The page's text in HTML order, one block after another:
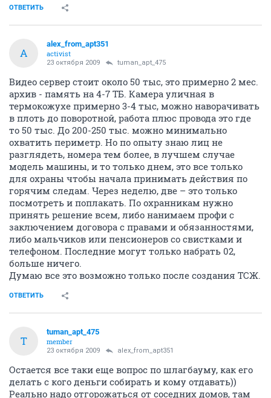
ОТВЕТИТЬ
A
alex_from_apt351
activist
23 октября 2009 tuman_apt_475
Видео сервер стоит около 50 тыс, это примерно 2 мес.
архив - память на 4-7 ТБ. Камера уличная в
термокожухе примерно 3-4 тыс, можно наворачивать
в плоть до поворотной, работа плюс провода это где
то 50 тыс. До 200-250 тыс. можно минимально
охватить периметр. Но по опыту знаю лиц не
разглядеть, номера тем более, в лучшем случае
модель машины, и то только днем, это все только
для охраны чтобы начала принимать действия по
горячим следам. Через неделю, две – это только
посмотреть и поплакать. По охранникам нужно
принять решение всем, либо нанимаем профи с
заключением договора с правами и обязанностями,
либо мальчиков или пенсионеров со свистками и
телефоном. Последние могут только набрать 02,
больше ничего.
Думаю все это возможно только после создания ТСЖ.
ОТВЕТИТЬ
T
tuman_apt_475
member
23 октября 2009 alex_from_apt351
Остается все таки еще вопрос по шлагбауму, как его
делать с кого деньги собирать и кому отдавать))
Реально надо отгорожаться от соседних домов, там